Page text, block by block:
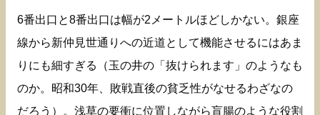
6番出口と8番出口は幅が2メートルほどしかない。銀座
線から新仲見世通りへの近道として機能させるにはあま
りにも細すぎる（玉の井の「抜けられます」のようなも
のか。昭和30年、敗戦直後の貧乏性がなせるわざなの
だろう）。浅草の要衝に位置しながら盲腸のような役割